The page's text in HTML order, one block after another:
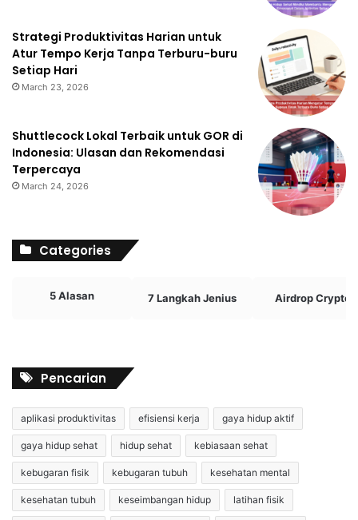
Strategi Produktivitas Harian untuk
Atur Tempo Kerja Tanpa Terburu-buru
Setiap Hari
March 23, 2026
Shuttlecock Lokal Terbaik untuk GOR di
Indonesia: Ulasan dan Rekomendasi
Terpercaya
March 24, 2026
Categories
5 Alasan 7 Langkah Jenius Airdrop Crypto
Pencarian
aplikasi produktivitas efisiensi kerja gaya hidup aktif
gaya hidup sehat hidup sehat kebiasaan sehat
kebugaran fisik kebugaran tubuh kesehatan mental
kesehatan tubuh keseimbangan hidup latihan fisik